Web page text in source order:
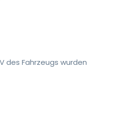
des Fahrzeugs wurden